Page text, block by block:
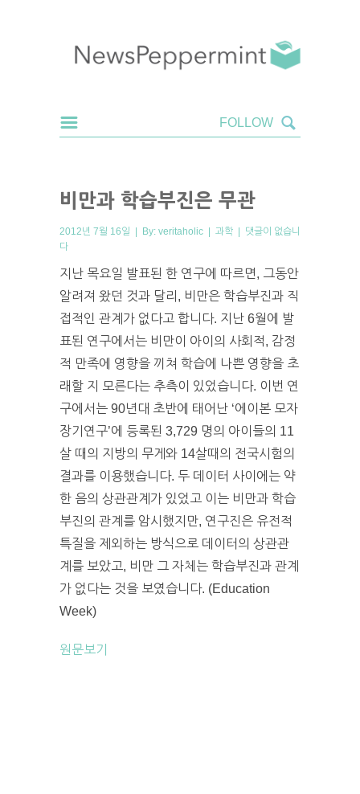
비만과 학습부진은 무관
2012년 7월 16일 | By: veritaholic | 과학 | 댓글이 없습니
다
지난 목요일 발표된 한 연구에 따르면, 그동안
알려져 왔던 것과 달리, 비만은 학습부진과 직
접적인 관계가 없다고 합니다. 지난 6월에 발
표된 연구에서는 비만이 아이의 사회적, 감정
적 만족에 영향을 끼쳐 학습에 나쁜 영향을 초
래할 지 모른다는 추측이 있었습니다. 이번 연
구에서는 90년대 초반에 태어난 ‘에이본 모자
장기연구’에 등록된 3,729 명의 아이들의 11
살 때의 지방의 무게와 14살때의 전국시험의
결과를 이용했습니다. 두 데이터 사이에는 약
한 음의 상관관계가 있었고 이는 비만과 학습
부진의 관계를 암시했지만, 연구진은 유전적
특질을 제외하는 방식으로 데이터의 상관관
계를 보았고, 비만 그 자체는 학습부진과 관계
가 없다는 것을 보였습니다. (Education
Week)
원문보기